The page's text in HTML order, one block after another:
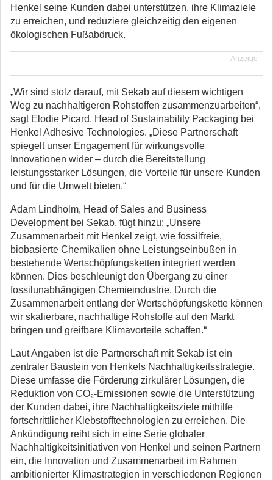
Henkel seine Kunden dabei unterstützen, ihre Klimaziele
zu erreichen, und reduziere gleichzeitig den eigenen
ökologischen Fußabdruck.
Anzeige
„Wir sind stolz darauf, mit Sekab auf diesem wichtigen
Weg zu nachhaltigeren Rohstoffen zusammenzuarbeiten“,
sagt Elodie Picard, Head of Sustainability Packaging bei
Henkel Adhesive Technologies. „Diese Partnerschaft
spiegelt unser Engagement für wirkungsvolle
Innovationen wider – durch die Bereitstellung
leistungsstarker Lösungen, die Vorteile für unsere Kunden
und für die Umwelt bieten.“
Adam Lindholm, Head of Sales and Business
Development bei Sekab, fügt hinzu: „Unsere
Zusammenarbeit mit Henkel zeigt, wie fossilfreie,
biobasierte Chemikalien ohne Leistungseinbußen in
bestehende Wertschöpfungsketten integriert werden
können. Dies beschleunigt den Übergang zu einer
fossilunabhängigen Chemieindustrie. Durch die
Zusammenarbeit entlang der Wertschöpfungskette können
wir skalierbare, nachhaltige Rohstoffe auf den Markt
bringen und greifbare Klimavorteile schaffen.“
Laut Angaben ist die Partnerschaft mit Sekab ist ein
zentraler Baustein von Henkels Nachhaltigkeitsstrategie.
Diese umfasse die Förderung zirkulärer Lösungen, die
Reduktion von CO₂-Emissionen sowie die Unterstützung
der Kunden dabei, ihre Nachhaltigkeitsziele mithilfe
fortschrittlicher Klebstofftechnologien zu erreichen. Die
Ankündigung reiht sich in eine Serie globaler
Nachhaltigkeitsinitiativen von Henkel und seinen Partnern
ein, die Innovation und Zusammenarbeit im Rahmen
ambitionierter Klimastrategien in verschiedenen Regionen